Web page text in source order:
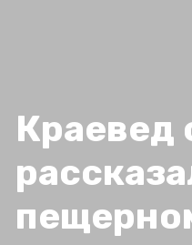
Краевед